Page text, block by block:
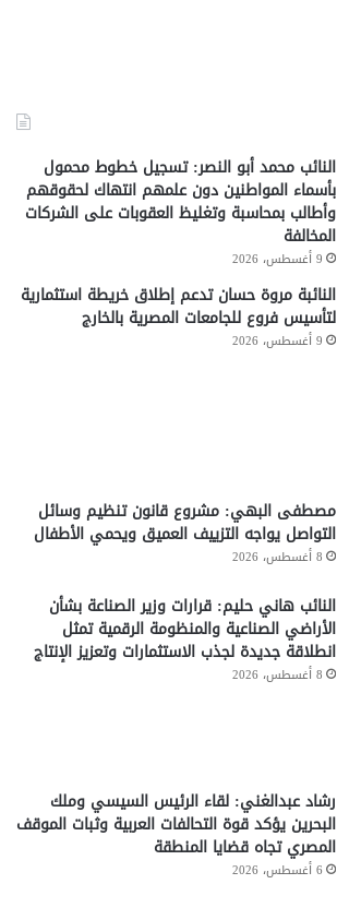
النائب محمد أبو النصر: تسجيل خطوط محمول
بأسماء المواطنين دون علمهم انتهاك لحقوقهم
وأطالب بمحاسبة وتغليظ العقوبات على الشركات
المخالفة
9 أغسطس، 2026
النائبة مروة حسان تدعم إطلاق خريطة استثمارية
لتأسيس فروع للجامعات المصرية بالخارج
9 أغسطس، 2026
مصطفى البهي: مشروع قانون تنظيم وسائل
التواصل يواجه التزييف العميق ويحمي الأطفال
8 أغسطس، 2026
النائب هاني حليم: قرارات وزير الصناعة بشأن
الأراضي الصناعية والمنظومة الرقمية تمثل
انطلاقة جديدة لجذب الاستثمارات وتعزيز الإنتاج
8 أغسطس، 2026
رشاد عبدالغني: لقاء الرئيس السيسي وملك
البحرين يؤكد قوة التحالفات العربية وثبات الموقف
المصري تجاه قضايا المنطقة
6 أغسطس، 2026